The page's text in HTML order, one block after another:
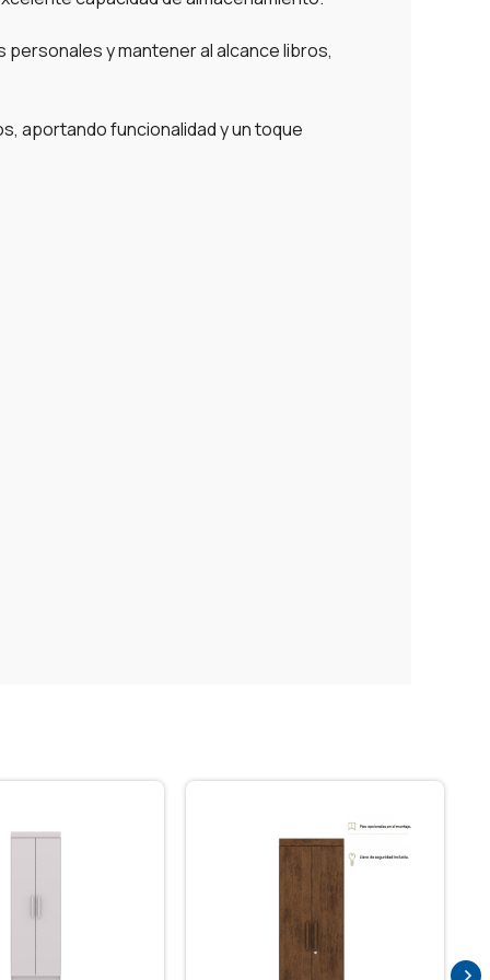
y mantener al alcance libros,
aportando funcionalidad y un toque